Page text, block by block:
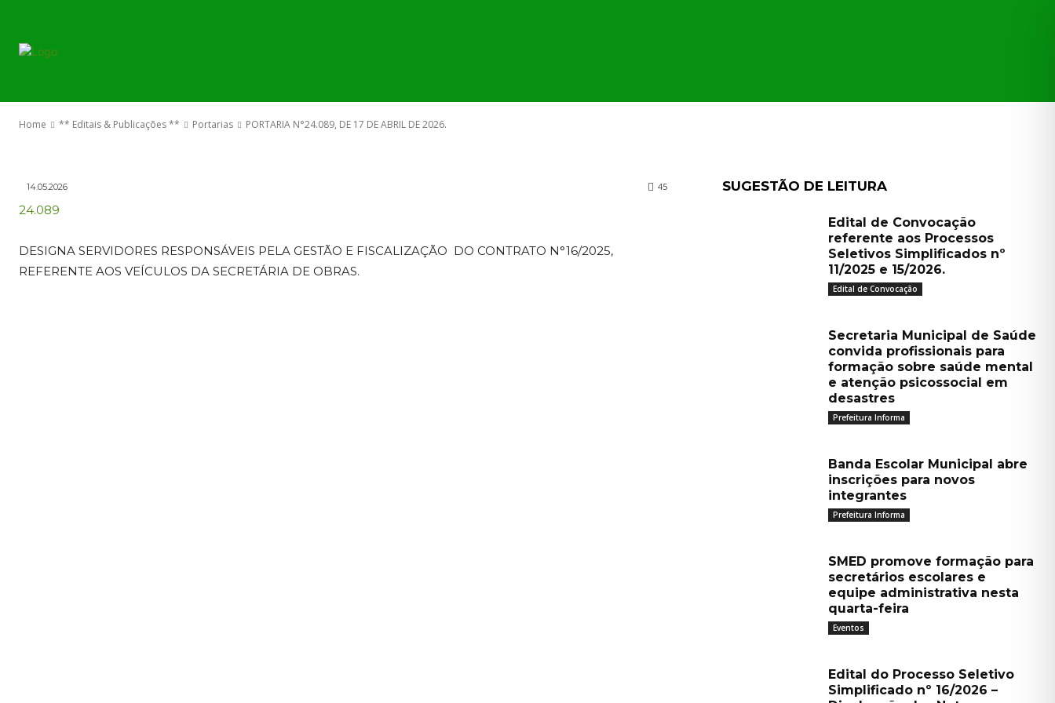
Home ** Editais & Publicações ** Portarias PORTARIA N°24.089, DE 17 DE ABRIL DE 2026.
PORTARIA N°24.089, DE 17 DE
ABRIL DE 2026.
14.05.2026 45
24.089
DESIGNA SERVIDORES RESPONSÁVEIS PELA GESTÃO E FISCALIZAÇÃO DO CONTRATO N°16/2025,
REFERENTE AOS VEÍCULOS DA SECRETÁRIA DE OBRAS.
SUGESTÃO DE LEITURA
Edital de Convocação
referente aos Processos
Seletivos Simplificados nº
11/2025 e 15/2026.
Edital de Convocação
Secretaria Municipal de Saúde
convida profissionais para
formação sobre saúde mental
e atenção psicossocial em
desastres
Prefeitura Informa
Banda Escolar Municipal abre
inscrições para novos
integrantes
Prefeitura Informa
SMED promove formação para
secretários escolares e
equipe administrativa nesta
quarta-feira
Eventos
Edital do Processo Seletivo
Simplificado nº 16/2026 –